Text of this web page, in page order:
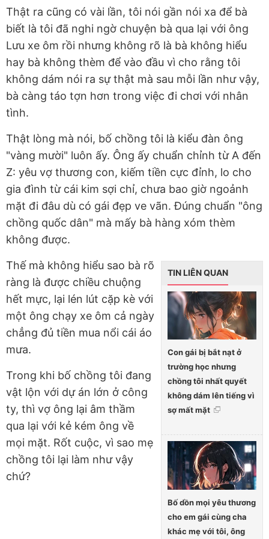
Thật ra cũng có vài lần, tôi nói gần nói xa để bà
biết là tôi đã nghi ngờ chuyện bà qua lại với ông
Lưu xe ôm rồi nhưng không rõ là bà không hiểu
hay bà không thèm để vào đầu vì cho rằng tôi
không dám nói ra sự thật mà sau mỗi lần như vậy,
bà càng táo tợn hơn trong việc đi chơi với nhân
tình.
Thật lòng mà nói, bố chồng tôi là kiểu đàn ông
"vàng mười" luôn ấy. Ông ấy chuẩn chỉnh từ A đến
Z: yêu vợ thương con, kiếm tiền cực đỉnh, lo cho
gia đình từ cái kim sợi chỉ, chưa bao giờ ngoảnh
mặt đi đâu dù có gái đẹp ve vãn. Đúng chuẩn "ông
chồng quốc dân" mà mấy bà hàng xóm thèm
không được.
TIN LIÊN QUAN
Con gái bị bắt nạt ở
trường học nhưng
chồng tôi nhất quyết
không dám lên tiếng vì
sợ mất mặt
Bố dồn mọi yêu thương
cho em gái cùng cha
khác mẹ với tôi, ông
Thế mà không hiểu sao bà rõ
ràng là được chiều chuộng
hết mực, lại lén lút cặp kè với
một ông chạy xe ôm cả ngày
chẳng đủ tiền mua nổi cái áo
mưa.
Trong khi bố chồng tôi đang
vật lộn với dự án lớn ở công
ty, thì vợ ông lại âm thầm
qua lại với kẻ kém ông về
mọi mặt. Rốt cuộc, vì sao mẹ
chồng tôi lại làm như vậy
chứ?